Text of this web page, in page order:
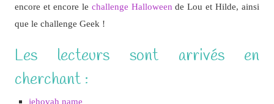
encore et encore le challenge Halloween de Lou et Hilde, ainsi
que le challenge Geek !
Les lecteurs sont arrivés en
cherchant :
jehovah name